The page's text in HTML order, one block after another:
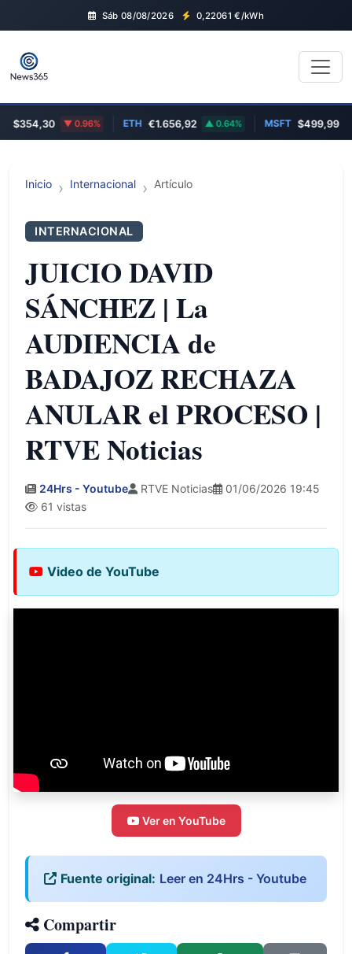
Sáb 08/08/2026 0,22061 €/kWh
$354,30 0.96% ETH €1.656,92 0.64% MSFT $499,99
Inicio Internacional Artículo
INTERNACIONAL
JUICIO DAVID
SÁNCHEZ | La
AUDIENCIA de
BADAJOZ RECHAZA
ANULAR el PROCESO |
RTVE Noticias
24Hrs - Youtube RTVE Noticias
01/06/2026 19:45
61 vistas
Video de YouTube
Ver en YouTube
Fuente original: Leer en 24Hrs - Youtube
Compartir